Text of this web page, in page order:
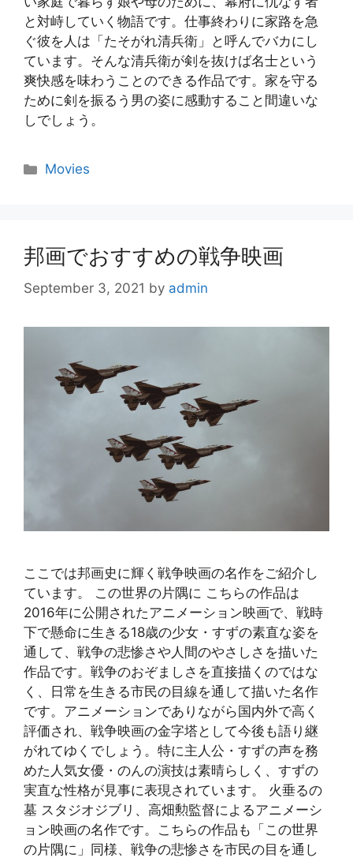
と対峙していく物語です。仕事終わりに家路を急
ぐ彼を人は「たそがれ清兵衛」と呼んでバカにし
ています。そんな清兵衛が剣を抜けば名士という
爽快感を味わうことのできる作品です。家を守る
ために剣を振るう男の姿に感動すること間違いな
しでしょう。
Categories
Movies
邦画でおすすめの戦争映画
September 3, 2021 by admin
ここでは邦画史に輝く戦争映画の名作をご紹介し
ています。 この世界の片隅に こちらの作品は
2016年に公開されたアニメーション映画で、戦時
下で懸命に生きる18歳の少女・すずの素直な姿を
通して、戦争の悲惨さや人間のやさしさを描いた
作品です。戦争のおぞましさを直接描くのではな
く、日常を生きる市民の目線を通して描いた名作
です。アニメーションでありながら国内外で高く
評価され、戦争映画の金字塔として今後も語り継
がれてゆくでしょう。特に主人公・すずの声を務
めた人気女優・のんの演技は素晴らしく、すずの
実直な性格が見事に表現されています。 火垂るの
墓 スタジオジブリ、高畑勲監督によるアニメーシ
ョン映画の名作です。こちらの作品も「この世界
の片隅に」同様、戦争の悲惨さを市民の目を通し